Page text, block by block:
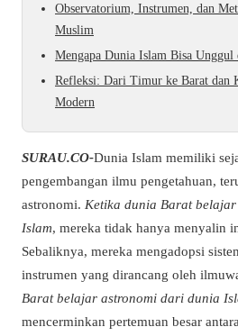
Observatorium, Instrumen, dan
Muslim
Mengapa Dunia Islam Bisa Unggul
Refleksi: Dari Timur ke Barat dan
Modern
SURAU.CO-Dunia Islam memiliki
pengembangan ilmu pengetahuan,
astronomi. Ketika dunia Barat
Islam, mereka tidak hanya menyalin
Sebaliknya, mereka mengadopsi
instrumen yang dirancang oleh
Barat belajar astronomi dari dunia
mencerminkan pertemuan besar